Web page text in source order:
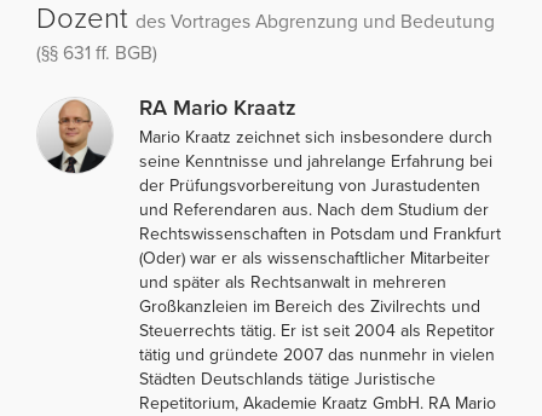
Dozent des Vortrages Abgrenzung und Bedeutung
(§§ 631 ff. BGB)
RA Mario Kraatz
Mario Kraatz zeichnet sich insbesondere durch
seine Kenntnisse und jahrelange Erfahrung bei
der Prüfungsvorbereitung von Jurastudenten
und Referendaren aus. Nach dem Studium der
Rechtswissenschaften in Potsdam und Frankfurt
(Oder) war er als wissenschaftlicher Mitarbeiter
und später als Rechtsanwalt in mehreren
Großkanzleien im Bereich des Zivilrechts und
Steuerrechts tätig. Er ist seit 2004 als Repetitor
tätig und gründete 2007 das nunmehr in vielen
Städten Deutschlands tätige Juristische
Repetitorium, Akademie Kraatz GmbH. RA Mario